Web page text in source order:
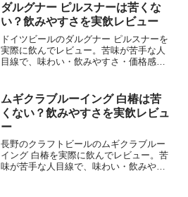
ダルグナー ピルスナーは苦くな
い？飲みやすさを実飲レビュー
ドイツビールのダルグナー ピルスナーを
実際に飲んでレビュー。苦味が苦手な人
目線で、味わい・飲みやすさ・価格感を
ムギクラブルーイング 白椿は苦
くない？飲みやすさを実飲レビュ
ー
長野のクラフトビールのムギクラブルー
イング 白椿を実際に飲んでレビュー。苦
味が苦手な人目線で、味わい・飲みやす